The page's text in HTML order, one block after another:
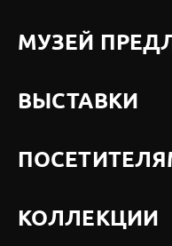
МУЗЕЙ
ВЫСТАВКИ
КОЛЛЕКЦИИ